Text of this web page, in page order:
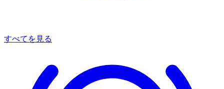
すべてを見る